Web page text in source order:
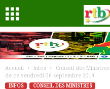
Accueil Infos Conseil des Ministres
de ce vendredi 06 septembre 2019
INFOS
CONSEIL DES MINISTRES